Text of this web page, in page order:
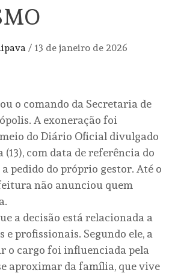
/ 13 de janeiro de 2026
o comando da Secretaria de
A exoneração foi
do Diário Oficial divulgado
com data de referência do
a pedido do próprio gestor. Até o
não anunciou quem
a decisão está relacionada a
e profissionais. Segundo ele, a
o cargo foi influenciada pela
aproximar da família, que vive